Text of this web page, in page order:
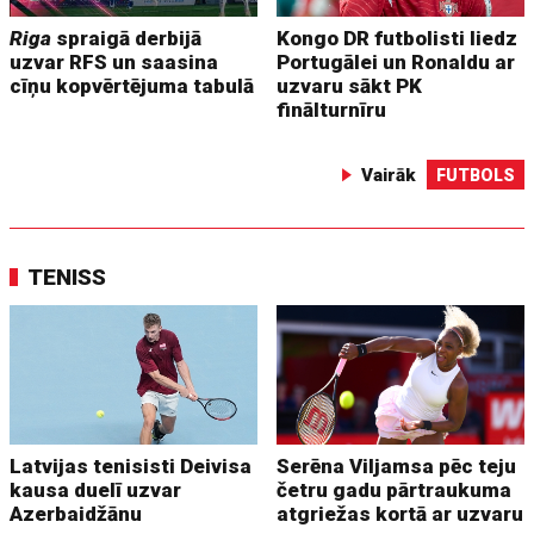
Riga spraigā derbijā
uzvar RFS un saasina
cīņu kopvērtējuma tabulā
Kongo DR futbolisti liedz
Portugālei un Ronaldu ar
uzvaru sākt PK
finālturnīru
Vairāk FUTBOLS
TENISS
Latvijas tenisisti Deivisa
kausa duelī uzvar
Azerbaidžānu
Serēna Viljamsa pēc teju
četru gadu pārtraukuma
atgriežas kortā ar uzvaru